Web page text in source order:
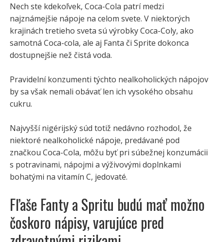
Nech ste kdekoľvek, Coca-Cola patrí medzi
najznámejšie nápoje na celom svete. V niektorých
krajinách tretieho sveta sú výrobky Coca-Coly, ako
samotná Coca-cola, ale aj Fanta či Sprite dokonca
dostupnejšie než čistá voda.
Pravidelní konzumenti týchto nealkoholických nápojov
by sa však nemali obávať len ich vysokého obsahu
cukru.
Najvyšší nigérijský súd totiž nedávno rozhodol, že
niektoré nealkoholické nápoje, predávané pod
značkou Coca-Cola, môžu byť pri súbežnej konzumácii
s potravinami, nápojmi a výživovými doplnkami
bohatými na vitamín C, jedovaté.
Fľaše Fanty a Spritu budú mať možno
čoskoro nápisy, varujúce pred